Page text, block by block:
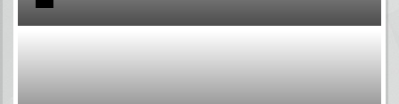
Por favor, aguarde...